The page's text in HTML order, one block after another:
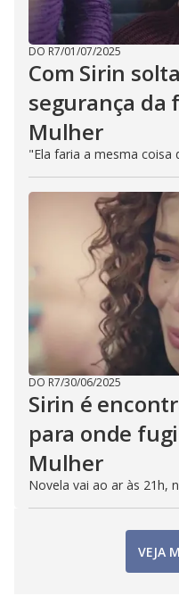
DO R7/01/07/2025
Com Sirin
segurança da
Mulher
"Ela faria a mesma coisa
DO R7/30/06/2025
Sirin é
para onde
Mulher
Novela vai ao ar às 21h,
VEJA